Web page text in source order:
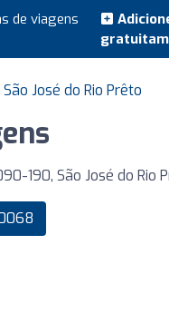
de viagens
José do Rio Prêto
190, São José do Rio